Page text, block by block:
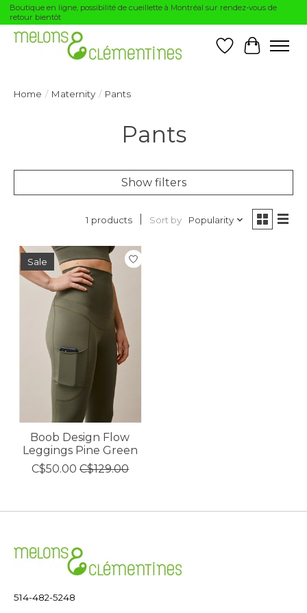
Boutique en ligne, possibilité de cueillette à Montréal sur rendez-vous de
retour bientôt
WishlistCart
Home / Maternity / Pants
Pants
Show filters
1 products Sort by Popularity
Sale
Boob Design Flow
Leggings Pine Green
C$50.00 C$129.00
514-482-5248